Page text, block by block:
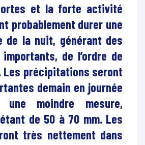
et la forte activité
probablement durer une
de la nuit, générant des
de l’ordre de
Les précipitations seront
demain en journée
moindre mesure,
de 50 à 70 mm. Les
très nettement dans